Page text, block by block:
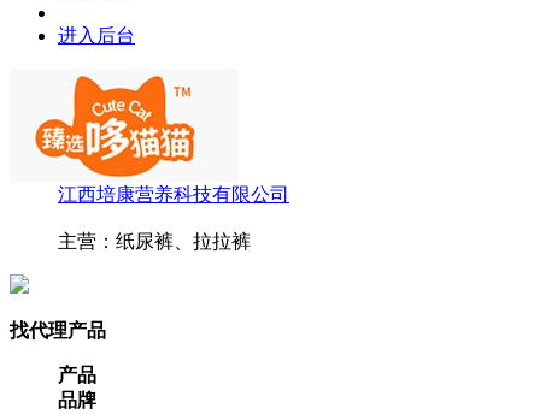
进入后台
江西培康营养科技有限公司
主营：纸尿裤、拉拉裤
找代理产品
产品
品牌